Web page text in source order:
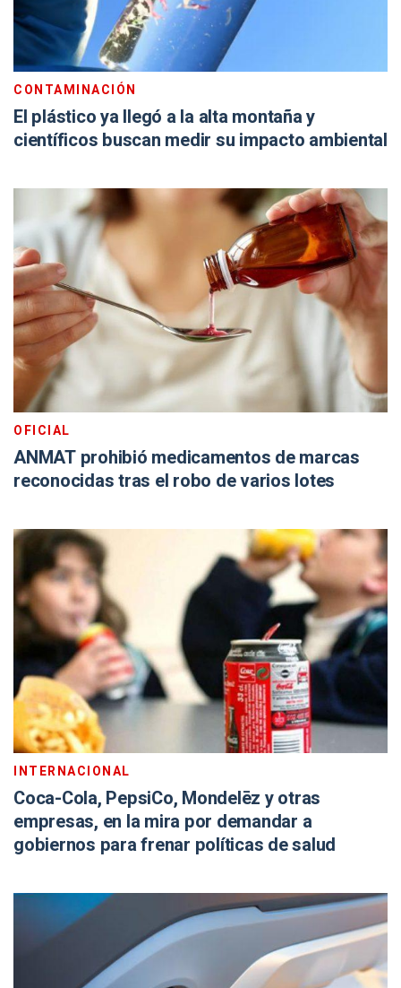
CONTAMINACIÓN
El plástico ya llegó a la alta montaña y
científicos buscan medir su impacto ambiental
OFICIAL
ANMAT prohibió medicamentos de marcas
reconocidas tras el robo de varios lotes
INTERNACIONAL
Coca-Cola, PepsiCo, Mondelēz y otras
empresas, en la mira por demandar a
gobiernos para frenar políticas de salud